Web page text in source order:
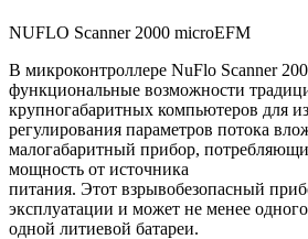
NUFLO Scanner 2000 microEFM
В микроконтроллере NuFlo Scanner
функциональные возможности
крупногабаритных компьютеров для
регулирования параметров потока
малогабаритный прибор,
мощность от источника
питания. Этот взрывобезопасный
эксплуатации и может не менее одного
одной литиевой батареи.